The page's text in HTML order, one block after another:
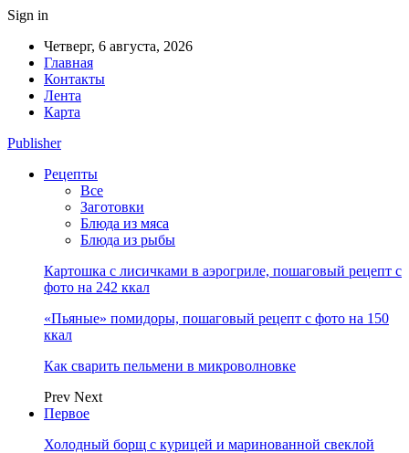
Sign in
Четверг, 6 августа, 2026
Главная
Контакты
Лента
Карта
Publisher
Рецепты
Все
Заготовки
Блюда из мяса
Блюда из рыбы
Картошка с лисичками в аэрогриле, пошаговый рецепт с
фото на 242 ккал
«Пьяные» помидоры, пошаговый рецепт с фото на 150
ккал
Как сварить пельмени в микроволновке
Prev Next
Первое
Холодный борщ с курицей и маринованной свеклой